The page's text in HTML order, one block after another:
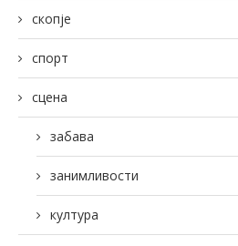
скопје
спорт
сцена
забава
занимливости
култура